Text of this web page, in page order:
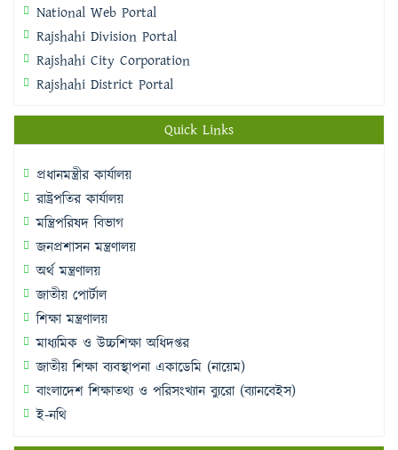
National Web Portal
Rajshahi Division Portal
Rajshahi City Corporation
Rajshahi District Portal
Quick Links
প্রধানমন্ত্রীর কার্যালয়
রাষ্ট্রপতির কার্যালয়
মন্ত্রিপরিষদ বিভাগ
জনপ্রশাসন মন্ত্রণালয়
অর্থ মন্ত্রণালয়
জাতীয় পোর্টাল
শিক্ষা মন্ত্রণালয়
মাধ্যমিক ও উচ্চশিক্ষা অধিদপ্তর
জাতীয় শিক্ষা ব্যবস্থাপনা একাডেমি (নায়েম)
বাংলাদেশ শিক্ষাতথ্য ও পরিসংখ্যান ব্যুরো (ব্যানবেইস)
ই-নথি